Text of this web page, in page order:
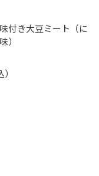
付き大豆ミート（に
）